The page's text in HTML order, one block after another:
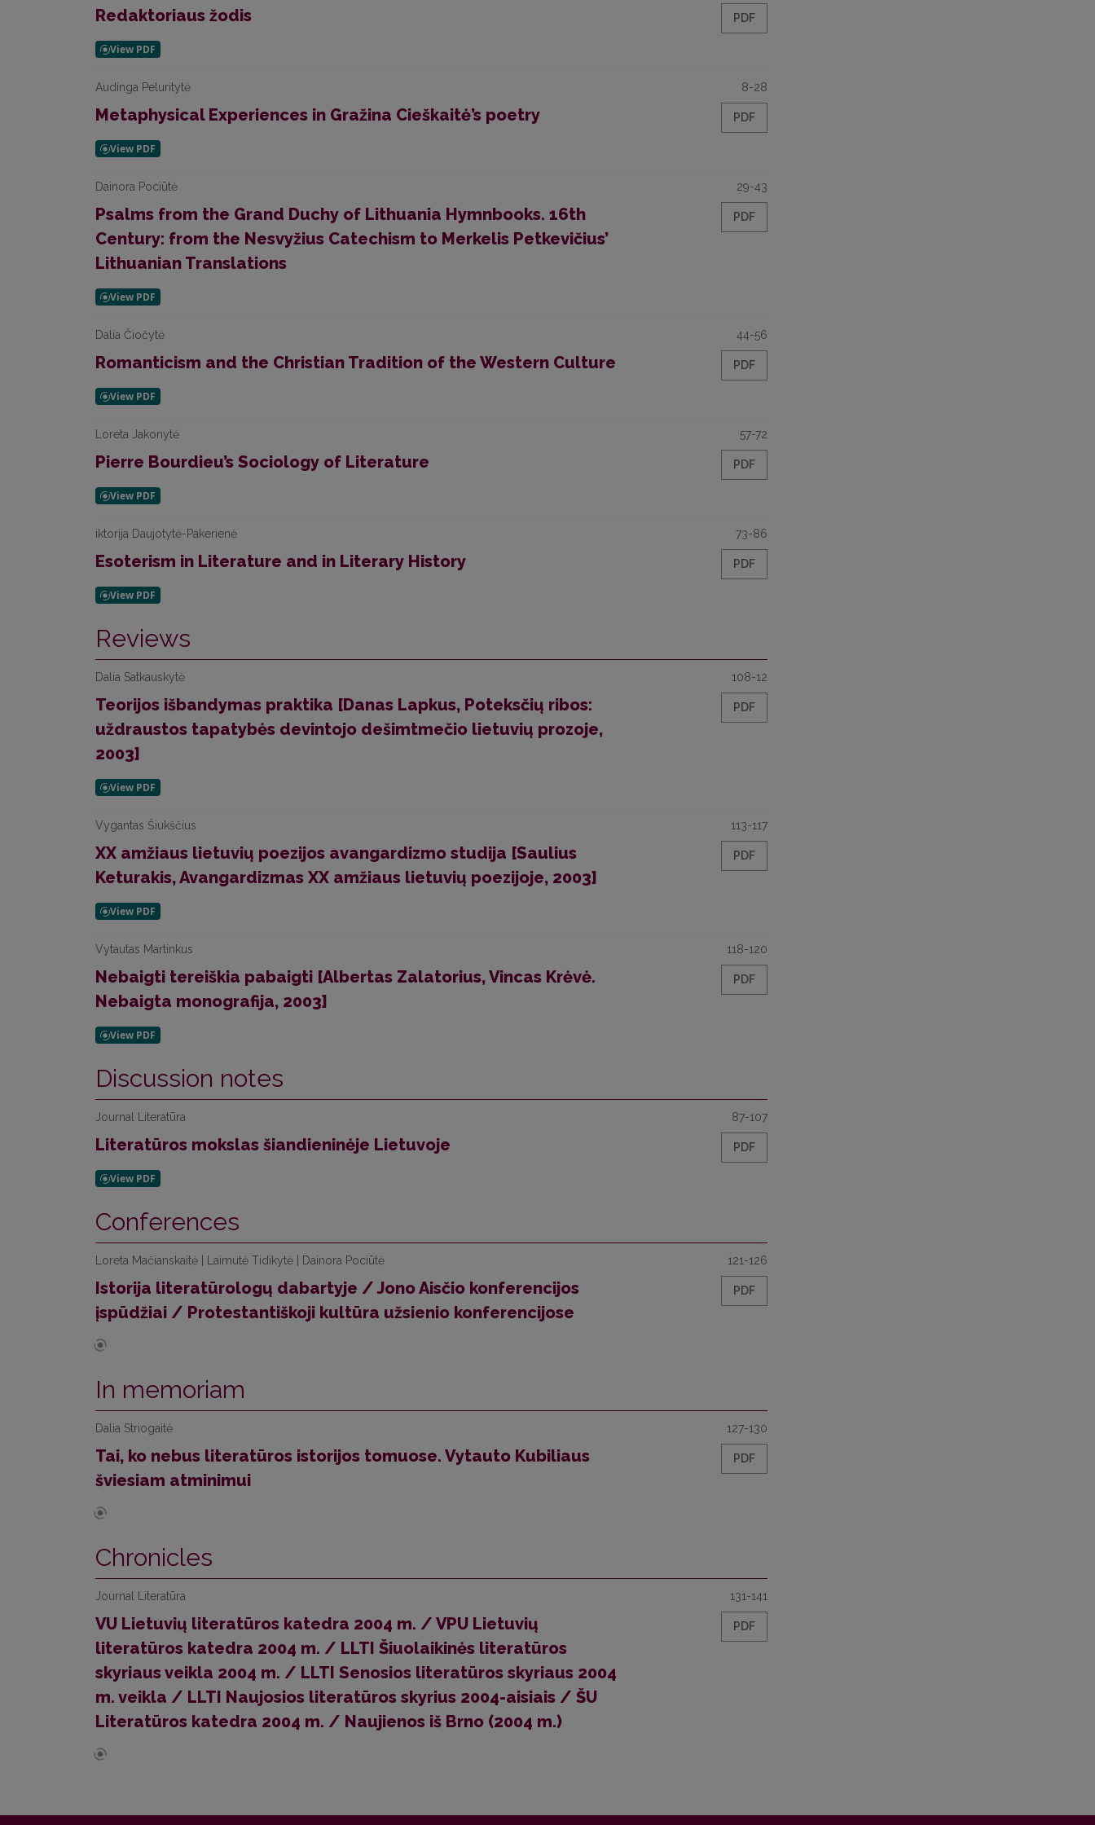
Redaktoriaus žodis PDF
Audinga Peluritytė
Metaphysical Experiences in Gražina Cieškaitė’s poetry
8-28
PDF
Dainora Pociūtė
Psalms from the Grand Duchy of Lithuania Hymnbooks. 16th
Century: from the Nesvyžius Catechism to Merkelis Petkevičius’
Lithuanian Translations
29-43
PDF
Dalia Čiočytė
Romanticism and the Christian Tradition of the Western Culture
44-56
PDF
Loreta Jakonytė
Pierre Bourdieu’s Sociology of Literature
57-72
PDF
iktorija Daujotytė-Pakerienė
Esoterism in Literature and in Literary History
73-86
PDF
Reviews
Dalia Satkauskytė
Teorijos išbandymas praktika [Danas Lapkus, Poteksčių ribos:
uždraustos tapatybės devintojo dešimtmečio lietuvių prozoje,
2003]
108-12
PDF
Vygantas Šiukščius
XX amžiaus lietuvių poezijos avangardizmo studija [Saulius
Keturakis, Avangardizmas XX amžiaus lietuvių poezijoje, 2003]
113-117
PDF
Vytautas Martinkus
Nebaigti tereiškia pabaigti [Albertas Zalatorius, Vincas Krėvė.
Nebaigta monografija, 2003]
118-120
PDF
Discussion notes
Journal Literatūra
Literatūros mokslas šiandieninėje Lietuvoje
87-107
PDF
Conferences
Loreta Mačianskaitė | Laimutė Tidikytė | Dainora Pociūtė
Istorija literatūrologų dabartyje / Jono Aisčio konferencijos
įspūdžiai / Protestantiškoji kultūra užsienio konferencijose
121-126
PDF
In memoriam
Dalia Striogaitė
Tai, ko nebus literatūros istorijos tomuose. Vytauto Kubiliaus
šviesiam atminimui
127-130
PDF
Chronicles
Journal Literatūra
VU Lietuvių literatūros katedra 2004 m. / VPU Lietuvių
literatūros katedra 2004 m. / LLTI Šiuolaikinės literatūros
skyriaus veikla 2004 m. / LLTI Senosios literatūros skyriaus 2004
m. veikla / LLTI Naujosios literatūros skyrius 2004-aisiais / ŠU
Literatūros katedra 2004 m. / Naujienos iš Brno (2004 m.)
131-141
PDF